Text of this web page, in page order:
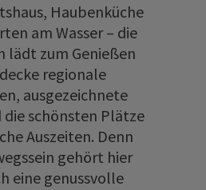
Haubenküche
am Wasser – die
lädt zum Genießen
regionale
ausgezeichnete
schönsten Plätze
Auszeiten. Denn
gehört hier
eine genussvolle